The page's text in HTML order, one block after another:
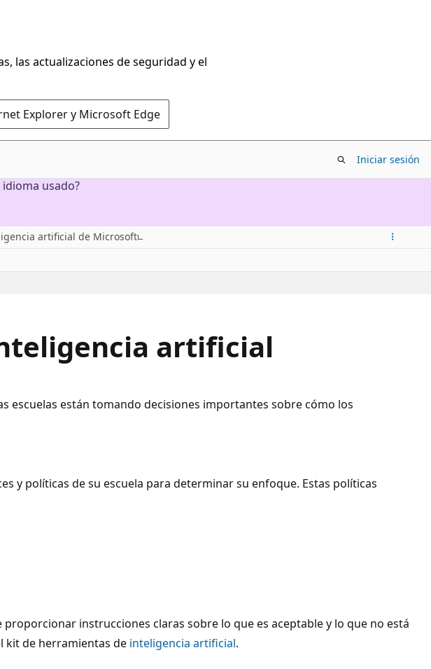
las actualizaciones de seguridad y el
Explorer y Microsoft Edge
Iniciar sesión
usado?
artificial de Microsoft
artificial
escuelas están tomando decisiones importantes sobre cómo los
y políticas de su escuela para determinar su enfoque. Estas políticas
instrucciones claras sobre lo que es aceptable y lo que no está
kit de herramientas de inteligencia artificial.